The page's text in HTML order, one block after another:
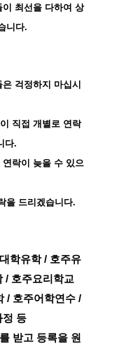
최선을 다하여 상
니다.
걱정하지 마십시
직접 개별로 연락
다.
락이 늦을 수 있으
을 드리겠습니다.
학유학 / 호주유
/ 호주요리학교
/ 호주어학연수 /
정 등
받고 등록을 원